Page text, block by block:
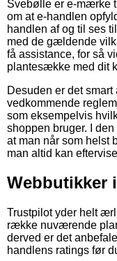
Svebølle er e-mærke
om at e-handlen
handlen af og til ses
med de gældende
få assistance, for så
plantesække med dit
Desuden er det
vedkommende
som eksempelvis
shoppen bruger. I
at man når som helst
man altid kan
Webbutikker
Trustpilot yder helt
række nuværende
derved er det
handlens ratings før